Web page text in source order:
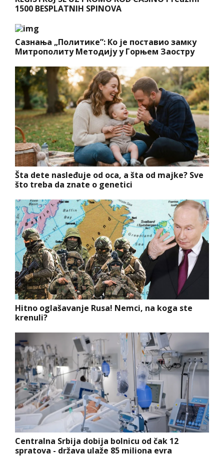
1500 BESPLATNIH SPINOVA
Сазнања „Политике”: Ко је поставио замку
Митрополиту Методију у Горњем Заостру
Šta dete nasleđuje od oca, a šta od majke? Sve
što treba da znate o genetici
Hitno oglašavanje Rusa! Nemci, na koga ste
krenuli?
Centralna Srbija dobija bolnicu od čak 12
spratova - država ulaže 85 miliona evra